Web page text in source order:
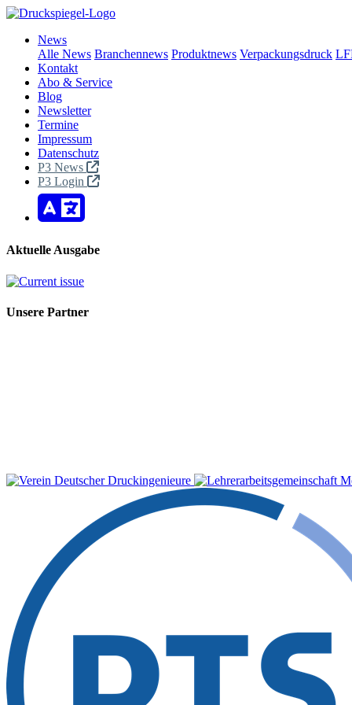
News
Alle News Branchennews Produktnews Verpackungsdruck
Kontakt
Abo & Service
Blog
Newsletter
Termine
Impressum
Datenschutz
P3 News
P3 Login
Aktuelle Ausgabe
Unsere Partner